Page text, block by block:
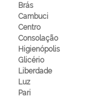
Brás
Cambuci
Centro
Consolação
Higienópolis
Glicério
Liberdade
Luz
Pari